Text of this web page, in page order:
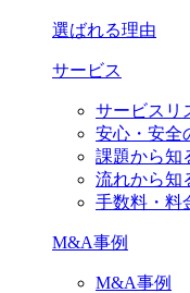
選ばれる理由
サービス
サービスリ
安心・安全
課題から知
流れから知
手数料・料
M&A事例
M&A事例